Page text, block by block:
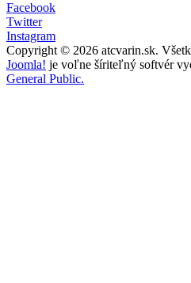
Facebook
Twitter
Instagram
Copyright © 2026 atcvarin.sk.
Joomla! je voľne šíriteľný softvér
General Public.